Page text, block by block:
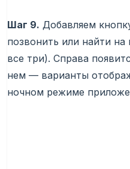
Шаг 9. Добавляем
позвонить или найти
все три). Справа
нем — варианты
ночном режиме